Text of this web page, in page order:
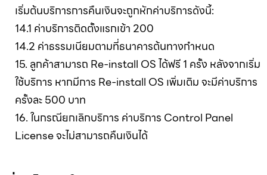
เริ่มต้นบริการการคืนเงินจะถูกหักค่าบริการดังนี้:
14.1 ค่าบริการติดตั้งแรกเข้า 200
14.2 ค่าธรรมเนียมตามที่ธนาคารต้นทางกำหนด
15. ลูกค้าสามารถ Re-install OS ได้ฟรี 1 ครั้ง หลังจากเริ่ม
ใช้บริการ หากมีการ Re-install OS เพิ่มเติม จะมีค่าบริการ
ครั้งละ 500 บาท
16. ในกรณียกเลิกบริการ ค่าบริการ Control Panel
License จะไม่สามารถคืนเงินได้